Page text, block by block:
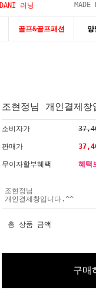
DANI 러닝 MADE
골프&골프패션 양
조현정님 개인결제
소비자가
판매가
무이자할부혜택 혜택
조현정님
개인결제창입니다.^^
총 상품 금액
구매